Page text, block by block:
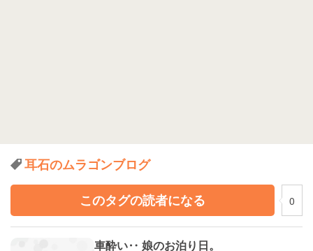
耳石のムラゴンブログ
このタグの読者になる
0
車酔い‥ 娘のお泊り日。